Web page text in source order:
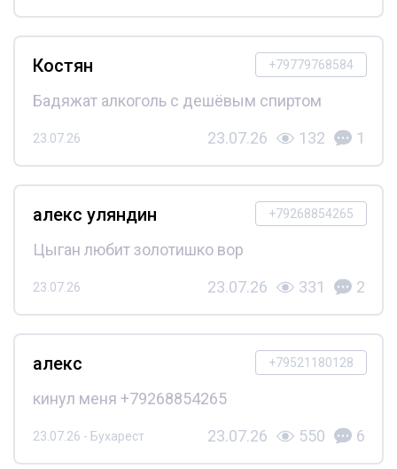
+79779768584
Костян
Бадяжат алкоголь с дешёвым спиртом
23.07.26 23.07.26 132 1
+79268854265
алекс уляндин
Цыган любит золотишко вор
23.07.26 23.07.26 331 2
+79521180128
алекс
кинул меня +79268854265
23.07.26 - Бухарест 23.07.26 550 6